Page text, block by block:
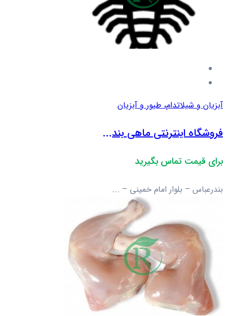
آبزیان و شیلاتدام، طیور و آبزیان
فروشگاه اینترنتی ماهی بند...
برای قیمت تماس بگیرید
بندرعباس – بلوار امام خمینی – ...